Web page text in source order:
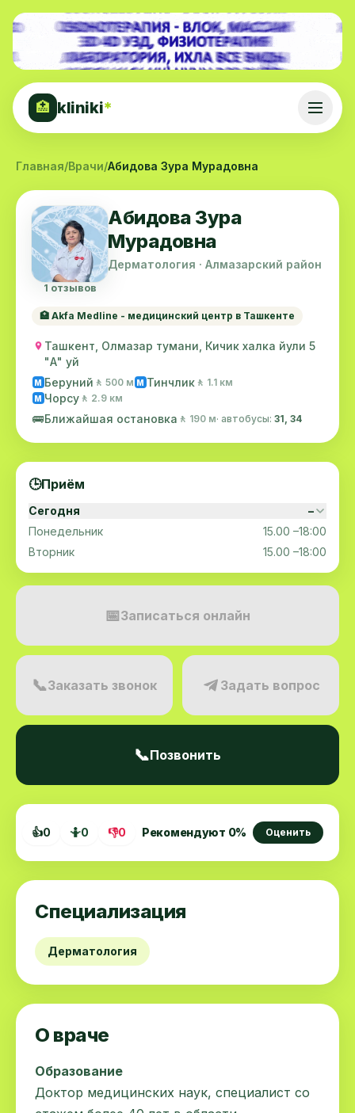
🏥 kliniki*
Главная/Врачи/Абидова Зура Мурадовна
1 отзывов
Абидова Зура
Мурадовна
Дерматология · Алмазарский район
🏥 Akfa Medline - медицинский центр в Ташкенте
Ташкент, Олмазар тумани, Кичик халка йули 5
"А" уй
M Беруний 🚶 500 м M Тинчлик 🚶 1.1 км
M Чорсу 🚶 2.9 км
🚌Ближайшая остановка 🚶 190 м· автобусы: 31, 34
👍0 🤷0 👎0 Рекомендуют 0% Оценить
Специализация
Дерматология
О враче
Образование
Доктор медицинских наук, специалист со
🕒Приём
Сегодня
–
Понедельник
15.00 –18:00
Вторник
15.00 –18:00
📅Записаться онлайн
📞Заказать звонок Задать вопрос
📞Позвонить